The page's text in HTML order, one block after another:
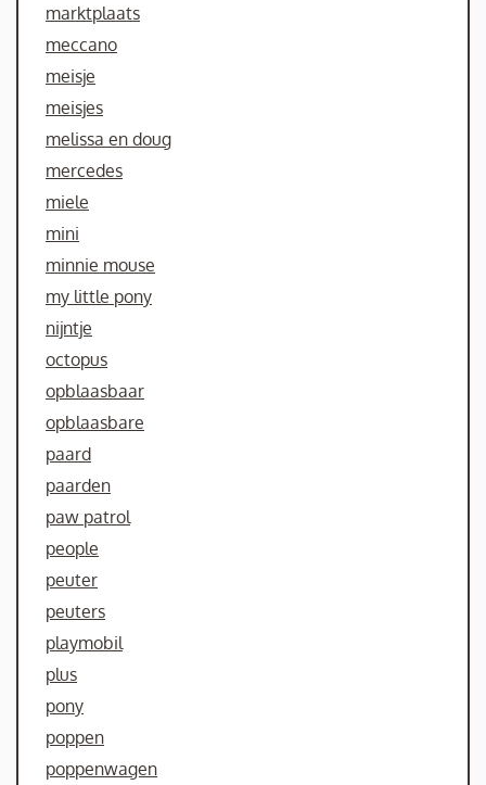
marktplaats
meccano
meisje
meisjes
melissa en doug
mercedes
miele
mini
minnie mouse
my little pony
nijntje
octopus
opblaasbaar
opblaasbare
paard
paarden
paw patrol
people
peuter
peuters
playmobil
plus
pony
poppen
poppenwagen